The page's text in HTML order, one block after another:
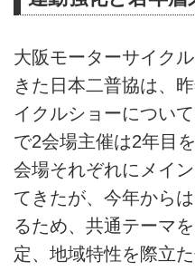
大阪モーターサイク
きた日本二普協は、
イクルショーについ
で2会場主催は2年目
会場それぞれにメイ
てきたが、今年から
るため、共通テーマ
定、地域特性を際立